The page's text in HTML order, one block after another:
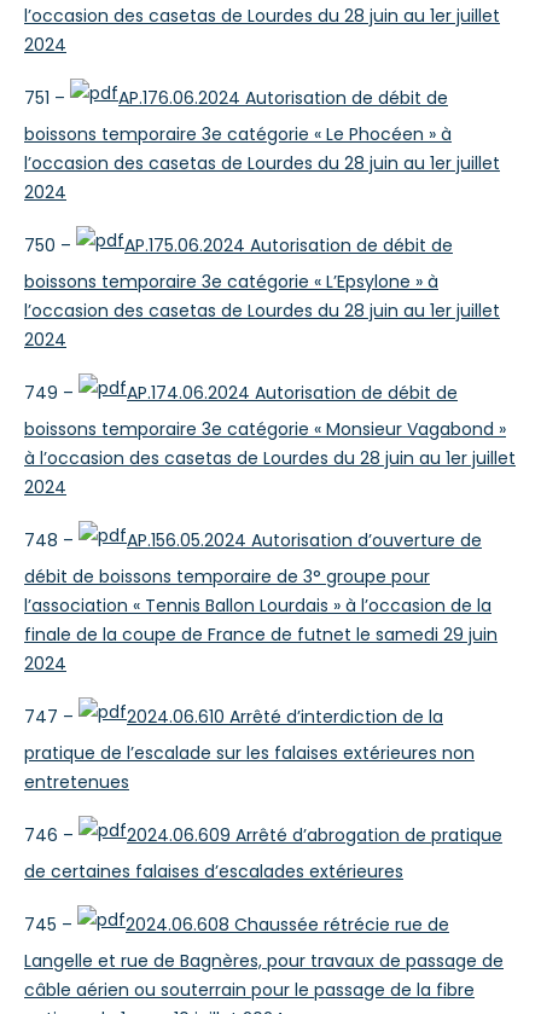
l’occasion des casetas de Lourdes du 28 juin au 1er juillet
2024
751 –
AP.176.06.2024 Autorisation de débit de
boissons temporaire 3e catégorie « Le Phocéen » à
l’occasion des casetas de Lourdes du 28 juin au 1er juillet
2024
750 –
AP.175.06.2024 Autorisation de débit de
boissons temporaire 3e catégorie « L’Epsylone » à
l’occasion des casetas de Lourdes du 28 juin au 1er juillet
2024
749 –
AP.174.06.2024 Autorisation de débit de
boissons temporaire 3e catégorie « Monsieur Vagabond »
à l’occasion des casetas de Lourdes du 28 juin au 1er juillet
2024
748 –
AP.156.05.2024 Autorisation d’ouverture de
débit de boissons temporaire de 3° groupe pour
l’association « Tennis Ballon Lourdais » à l’occasion de la
finale de la coupe de France de futnet le samedi 29 juin
2024
747 –
2024.06.610 Arrêté d’interdiction de la
pratique de l’escalade sur les falaises extérieures non
entretenues
746 –
2024.06.609 Arrêté d’abrogation de pratique
de certaines falaises d’escalades extérieures
745 –
2024.06.608 Chaussée rétrécie rue de
Langelle et rue de Bagnères, pour travaux de passage de
câble aérien ou souterrain pour le passage de la fibre